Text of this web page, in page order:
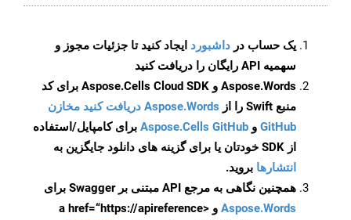
یک حساب در داشبورد ایجاد کنید تا جزئیات مجوز و
سهمیه API رایگان را دریافت کنید
Aspose.Words و Aspose.Cells Cloud SDK برای کد
منبع Swift را از
Aspose.Words دریافت کنید مخازن
GitHub و Aspose.Cells GitHub برای کامپایل/استفاده
از SDK خودتان یا برای گزینه های دانلود جایگزین به
انتشارها بروید.
همچنین نگاهی به مرجع API مبتنی بر Swagger برای
Aspose.Words
و <a href=“https://apireference